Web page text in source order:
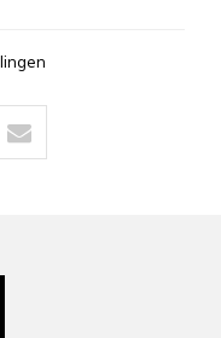
tijdens als na
en
om deze